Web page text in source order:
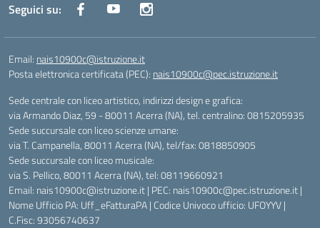
Seguici su:
Email: nais10900c@istruzione.it
Posta elettronica certificata (PEC): nais10900c@pec.istruzione.it
Sede centrale con liceo artistico, indirizzi design e grafica:
via Armando Diaz, 59 - 80011 Acerra (NA), tel. centralino: 0815205935
Sede succursale con liceo scienze umane:
via T. Campanella, 80011 Acerra (NA), tel/fax: 0818850905
Sede succursale con liceo musicale:
via S. Pellico, 80011 Acerra (NA), tel: 08119660921
Email: nais10900c@istruzione.it | PEC: nais10900c@pec.istruzione.it |
Nome Ufficio PA: Uff_eFatturaPA | Codice Univoco ufficio: UFOYYV |
C.Fisc: 93056740637